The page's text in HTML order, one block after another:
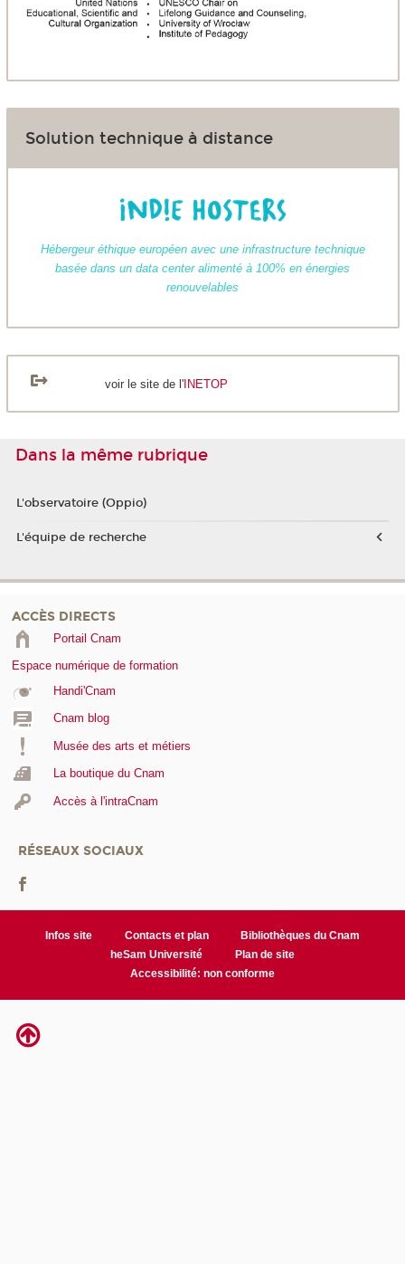
Solution technique à distance
Hébergeur éthique européen avec une infrastructure technique
basée dans un data center alimenté à 100% en énergies
renouvelables
voir le site de l'INETOP
Dans la même rubrique
L'observatoire (Oppio)
L'équipe de recherche
ACCÈS DIRECTS
Portail Cnam
Espace numérique de formation
Handi'Cnam
Cnam blog
Musée des arts et métiers
La boutique du Cnam
Accès à l'intraCnam
RÉSEAUX SOCIAUX
Infos site Contacts et plan
Bibliothèques du Cnam
heSam Université
Plan de site
Accessibilité: non conforme